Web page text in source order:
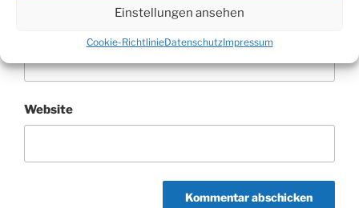
Einstellungen ansehen
Cookie-RichtlinieDatenschutzImpressum
Website